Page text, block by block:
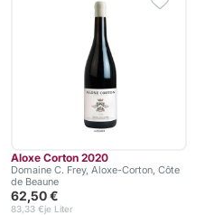
Aloxe Corton 2020
Domaine C. Frey, Aloxe-Corton, Côte
de Beaune
62,50 €
je Liter
83,33 €